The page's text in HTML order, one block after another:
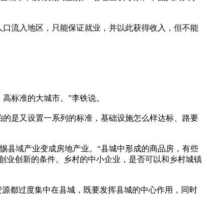
流入地区，只能保证就业，并以此获得收入，但不能
标准的大城市。”李铁说。
是又设置一系列的标准，基础设施怎么样达标、路要
县域产业变成房地产业。“县城中形成的商品房，有些
业创新的条件。乡村的中小企业，是否可以和乡村城镇
都过度集中在县城，既要发挥县城的中心作用，同时